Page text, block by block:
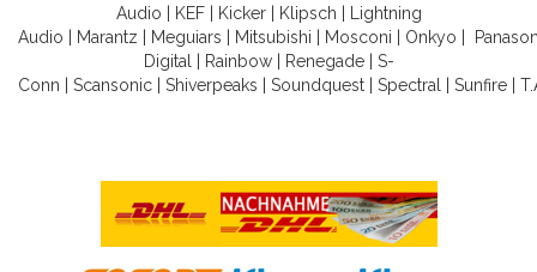
Audio
KEF| Kicker| Klipsch
Lightning
Audio
Marantz Meguiars Mitsubishi Mosconi Onkyo
Digital
Rainbow| Renegade| S-
Conn
Scansonic Shiverpeaks Soundquest Spectral Sunfire